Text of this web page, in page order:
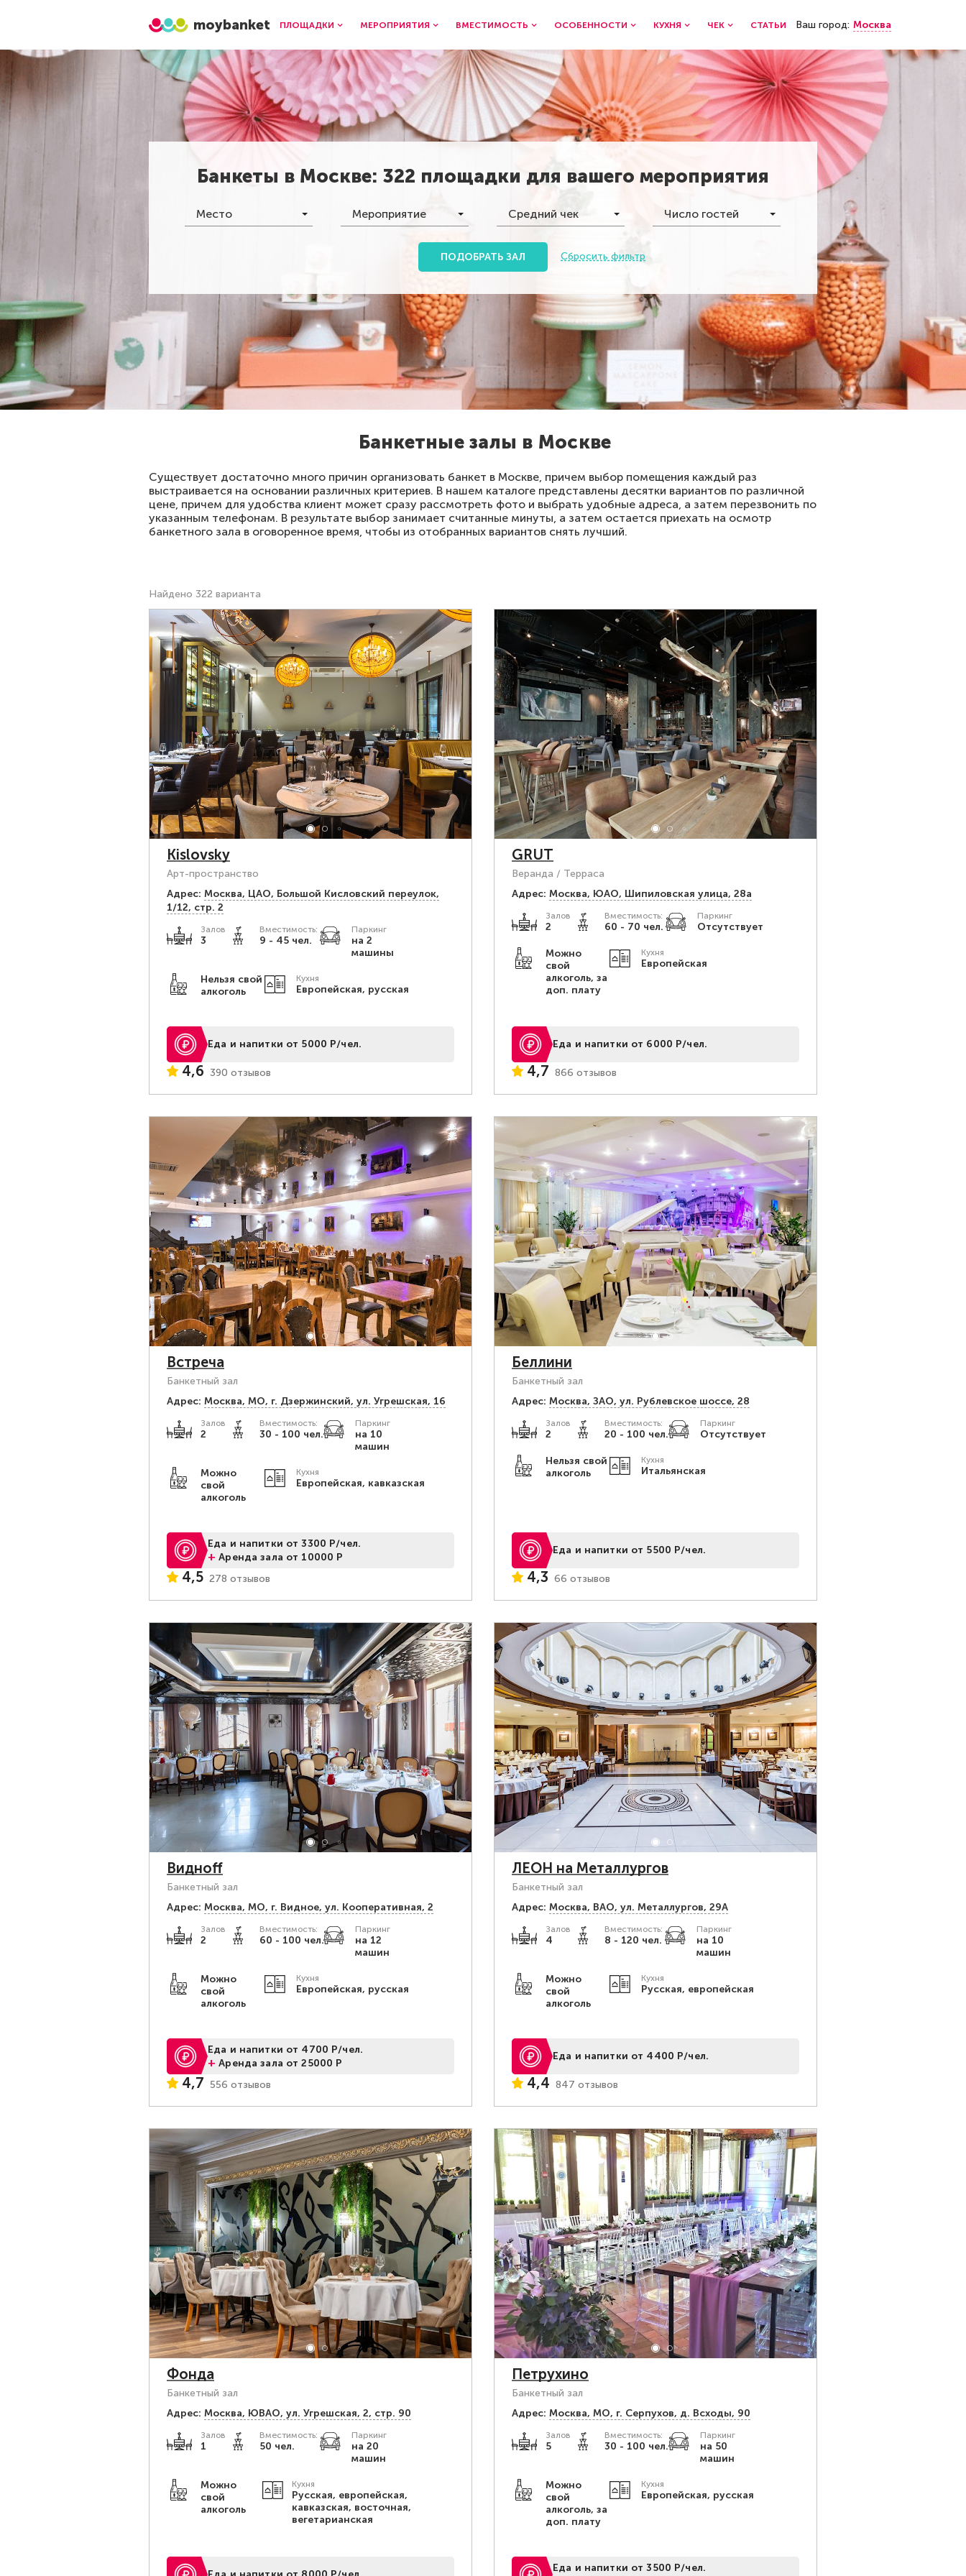
moybanket ПЛОЩАДКИ МЕРОПРИЯТИЯ ВМЕСТИМОСТЬ ОСОБЕННОСТИ КУХНЯ ЧЕК СТАТЬИ Ваш город: Москва
Банкеты в Москве: 322 площадки для вашего мероприятия
Место Мероприятие Средний чек Число гостей
ПОДОБРАТЬ ЗАЛ Сбросить фильтр
Банкетные залы в Москве
Существует достаточно много причин организовать банкет в Москве, причем выбор помещения каждый раз
выстраивается на основании различных критериев. В нашем каталоге представлены десятки вариантов по различной
цене, причем для удобства клиент может сразу рассмотреть фото и выбрать удобные адреса, а затем перезвонить по
указанным телефонам. В результате выбор занимает считанные минуты, а затем остается приехать на осмотр
банкетного зала в оговоренное время, чтобы из отобранных вариантов снять лучший.
Найдено 322 варианта
Kislovsky
Арт-пространство
Адрес: Москва, ЦАО, Большой Кисловский переулок,
1/12, стр. 2
Залов
3
Вместимость:
9 - 45 чел.
Паркинг
на 2
машины
Нельзя свой
алкоголь
Кухня
Европейская, русская
Еда и напитки от 5000 Р/чел.
4,6 390 отзывов
GRUT
Веранда / Терраса
Адрес: Москва, ЮАО, Шипиловская улица, 28а
Залов
2
Вместимость:
60 - 70 чел.
Паркинг
Отсутствует
Можно
свой
алкоголь, за
доп. плату
Кухня
Европейская
Еда и напитки от 6000 Р/чел.
4,7 866 отзывов
Встреча
Банкетный зал
Адрес: Москва, МО, г. Дзержинский, ул. Угрешская, 16
Залов
2
Вместимость:
30 - 100 чел.
Паркинг
на 10
машин
Можно
свой
алкоголь
Кухня
Европейская, кавказская
Еда и напитки от 3300 Р/чел.
+Аренда зала от 10000 Р
4,5 278 отзывов
Беллини
Банкетный зал
Адрес: Москва, ЗАО, ул. Рублевское шоссе, 28
Залов
2
Вместимость:
20 - 100 чел.
Паркинг
Отсутствует
Нельзя свой
алкоголь
Кухня
Итальянская
Еда и напитки от 5500 Р/чел.
4,3 66 отзывов
Виднoff
Банкетный зал
Адрес: Москва, МО, г. Видное, ул. Кооперативная, 2
Залов
2
Вместимость:
60 - 100 чел.
Паркинг
на 12
машин
Можно
свой
алкоголь
Кухня
Европейская, русская
Еда и напитки от 4700 Р/чел.
+Аренда зала от 25000 Р
4,7 556 отзывов
ЛЕОН на Металлургов
Банкетный зал
Адрес: Москва, ВАО, ул. Металлургов, 29А
Залов
4
Вместимость:
8 - 120 чел.
Паркинг
на 10
машин
Можно
свой
алкоголь
Кухня
Русская, европейская
Еда и напитки от 4400 Р/чел.
4,4 847 отзывов
Фонда
Банкетный зал
Адрес: Москва, ЮВАО, ул. Угрешская, 2, стр. 90
Залов
1
Вместимость:
50 чел.
Паркинг
на 20
машин
Можно
свой
алкоголь
Кухня
Русская, европейская,
кавказская, восточная,
вегетарианская
Петрухино
Банкетный зал
Адрес: Москва, МО, г. Серпухов, д. Всходы, 90
Залов
5
Вместимость:
30 - 100 чел.
Паркинг
на 50
машин
Можно
свой
алкоголь, за
доп. плату
Кухня
Европейская, русская
Еда и напитки от 3500 Р/чел.